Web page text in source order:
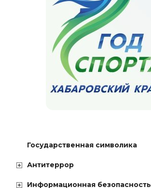
Государственная символика
Антитеррор
Информационная безопасность